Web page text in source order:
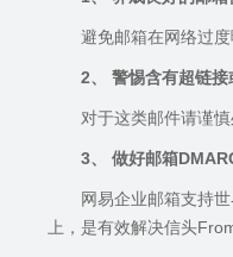
避免邮箱在网络过
2、 警惕含有超链接
对于这类邮件请谨
3、 做好邮箱
网易企业邮箱支持
上，是有效解决信头